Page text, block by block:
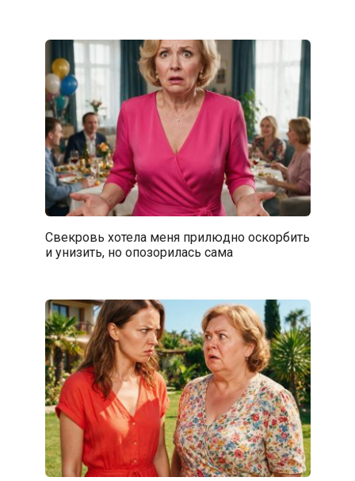
Свекровь хотела меня прилюдно оскорбить
и унизить, но опозорилась сама